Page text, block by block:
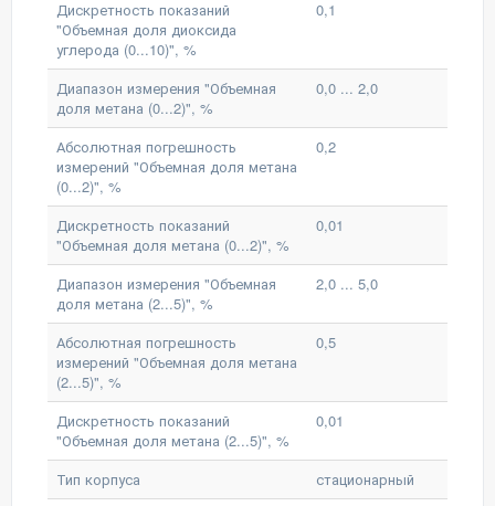
Дискретность показаний
"Объемная доля диоксида
углерода (0...10)", %
0,1
Диапазон измерения "Объемная
доля метана (0...2)", %
0,0 ... 2,0
Абсолютная погрешность
измерений "Объемная доля метана
(0...2)", %
0,2
Дискретность показаний
"Объемная доля метана (0...2)", %
0,01
Диапазон измерения "Объемная
доля метана (2...5)", %
2,0 ... 5,0
Абсолютная погрешность
измерений "Объемная доля метана
(2...5)", %
0,5
Дискретность показаний
"Объемная доля метана (2...5)", %
0,01
Тип корпуса
стационарный